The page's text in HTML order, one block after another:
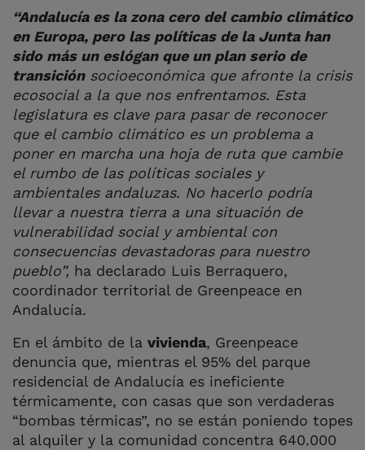
“Andalucía es la zona cero del cambio climático
en Europa, pero las políticas de la Junta han
sido más un eslógan que un plan serio de
transiciónsocioeconómica que afronte la crisis
ecosocial a la que nos enfrentamos. Esta
legislatura es clave para pasar de reconocer
que el cambio climático es un problema a
poner en marcha una hoja de ruta que cambie
el rumbo de las políticas sociales y
ambientales andaluzas. No hacerlo podría
llevar a nuestra tierra a una situación de
vulnerabilidad social y ambiental con
consecuencias devastadoras para nuestro
pueblo”, ha declarado Luis Berraquero,
coordinador territorial de Greenpeace en
Andalucía.
En el ámbito de la vivienda, Greenpeace
denuncia que, mientras el 95% del parque
residencial de Andalucía es ineficiente
térmicamente, con casas que son verdaderas
“bombas térmicas”, no se están poniendo topes
al alquiler y la comunidad concentra 640.000